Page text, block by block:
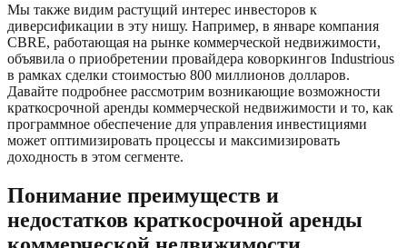
Мы также видим растущий интерес инвесторов к
диверсификации в эту нишу. Например, в январе компания
CBRE, работающая на рынке коммерческой недвижимости,
объявила о приобретении провайдера коворкингов Industrious
в рамках сделки стоимостью 800 миллионов долларов.
Давайте подробнее рассмотрим возникающие возможности
краткосрочной аренды коммерческой недвижимости и то, как
программное обеспечение для управления инвестициями
может оптимизировать процессы и максимизировать
доходность в этом сегменте.
Понимание преимуществ и
недостатков краткосрочной аренды